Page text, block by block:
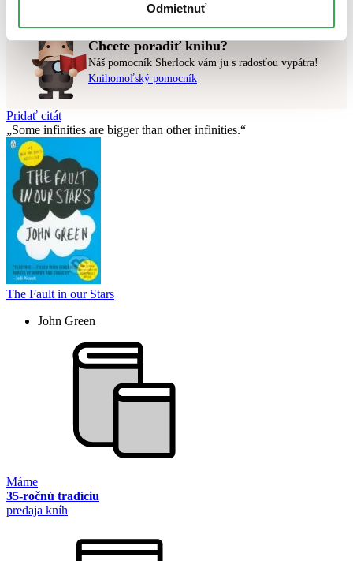
Odmietnuť
Chcete poradiť knihu?
Náš pomocník Sherlock vám ju s radosťou vypátra!
Knihomoľský pomocník
Pridať citát
Some infinities are bigger than other infinities.
The Fault in our Stars
John Green
Máme
35-ročnú tradíciu
predaja kníh